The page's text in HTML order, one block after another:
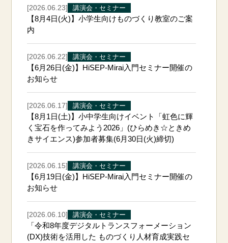
[2026.06.23] 講演会・セミナー
【8月4日(火)】小学生向けものづくり教室のご案
内
[2026.06.22] 講演会・セミナー
【6月26日(金)】HiSEP-Mirai入門セミナー開催の
お知らせ
[2026.06.17] 講演会・セミナー
【8月1日(土)】小中学生向けイベント「虹色に輝
く宝石を作ってみよう2026」(ひらめき☆ときめ
きサイエンス)参加者募集(6月30日(火)締切)
[2026.06.15] 講演会・セミナー
【6月19日(金)】HiSEP-Mirai入門セミナー開催の
お知らせ
[2026.06.10] 講演会・セミナー
「令和8年度デジタルトランスフォーメーション
(DX)技術を活用した ものづくり人材育成実践セ